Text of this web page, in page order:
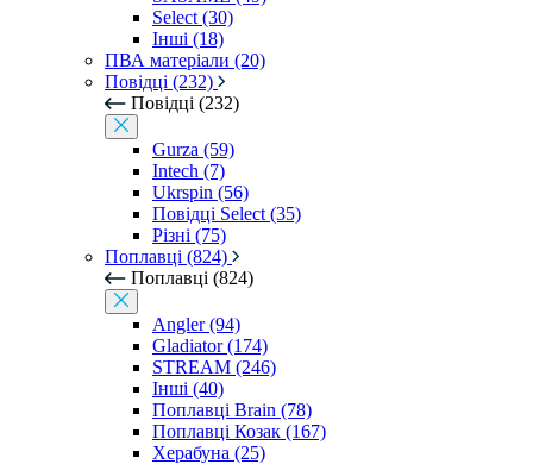
Select (30)
Інші (18)
ПВА матеріали (20)
Повідці (232)
Повідці (232)
Gurza (59)
Intech (7)
Ukrspin (56)
Повідці Select (35)
Різні (75)
Поплавці (824)
Поплавці (824)
Angler (94)
Gladiator (174)
STREAM (246)
Інші (40)
Поплавці Brain (78)
Поплавці Козак (167)
Херабуна (25)